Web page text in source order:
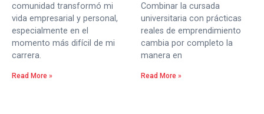
comunidad transformó mi
vida empresarial y personal,
especialmente en el
momento más difícil de mi
carrera.
Read More »
Combinar la cursada
universitaria con prácticas
reales de emprendimiento
cambia por completo la
manera en
Read More »